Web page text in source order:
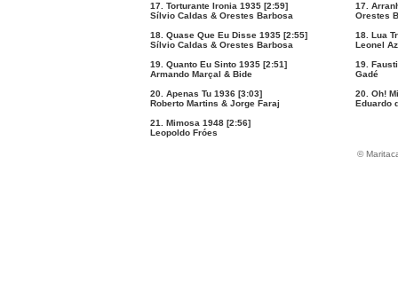
17. Torturante Ironia 1935 [2:59]
Sílvio Caldas & Orestes Barbosa
18. Quase Que Eu Disse 1935 [2:55]
Sílvio Caldas & Orestes Barbosa
19. Quanto Eu Sinto 1935 [2:51]
Armando Marçal & Bide
20. Apenas Tu 1936 [3:03]
Roberto Martins & Jorge Faraj
21. Mimosa 1948 [2:56]
Leopoldo Fróes
17.
Orestes
18. Lua
Leonel
19.
Gadé
20. Oh!
Eduardo
©